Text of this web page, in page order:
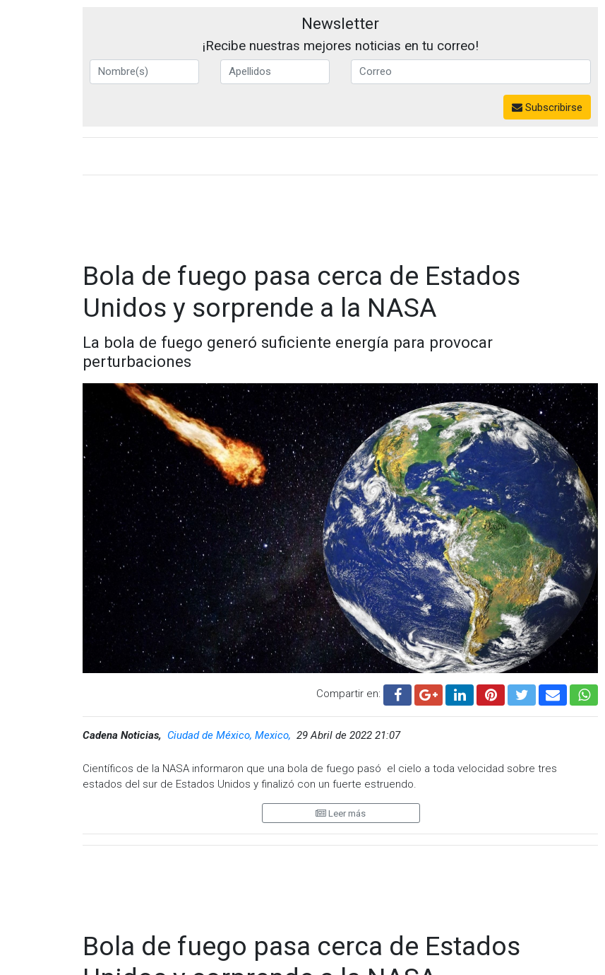
Newsletter
¡Recibe nuestras mejores noticias en tu correo!
Subscribirse
Bola de fuego pasa cerca de Estados
Unidos y sorprende a la NASA
La bola de fuego generó suficiente energía para provocar
perturbaciones
Compartir en:
Cadena Noticias, Ciudad de México, Mexico, 29 Abril de 2022 21:07
Científicos de la NASA informaron que una bola de fuego pasó el cielo a toda velocidad sobre tres
estados del sur de Estados Unidos y finalizó con un fuerte estruendo.
Este pasado jueves más de 30 personas en Arkansas, Luisiana y Mississippi reportaron haber visto un
meteoro brillante alrededor de las ocho de la mañana del miércoles, estos tras escuchar estruendos en el
“Una bola de fuego naranja del tamaño de una pelota de baloncesto, con una cola blanca, moviéndose al
oeste hacia el río Mississippi”. Así lo describió una testigo.
Leer más
Bola de fuego pasa cerca de Estados